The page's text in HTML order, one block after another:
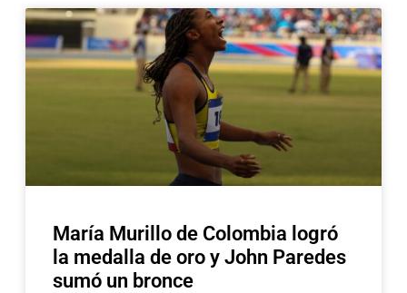
María Murillo de Colombia logró
la medalla de oro y John Paredes
sumó un bronce